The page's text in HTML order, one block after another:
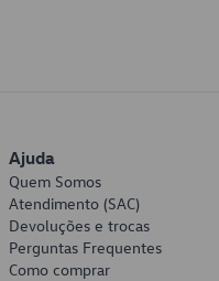
Ajuda
Quem Somos
Atendimento (SAC)
Devoluções e trocas
Perguntas Frequentes
Como comprar